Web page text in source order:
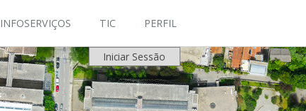
INFOSERVIÇOS TIC PERFIL
Iniciar Sessão